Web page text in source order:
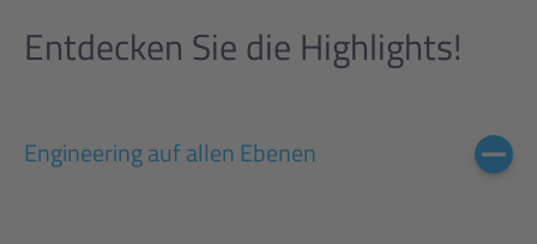
Entdecken Sie die Highlights!
Engineering auf allen Ebenen